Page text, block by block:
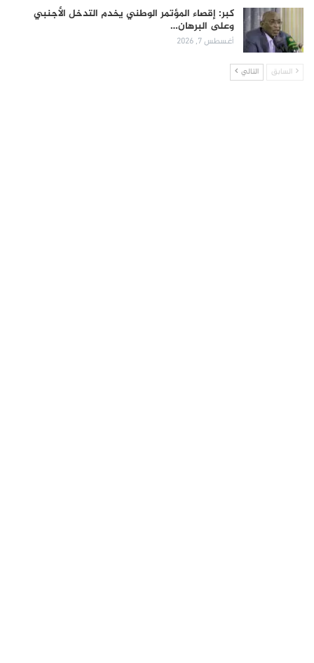
كبر: إقصاء المؤتمر الوطني يخدم التدخل الأجنبي
وعلى البرهان…
أغسطس 7, 2026
السابق التالي